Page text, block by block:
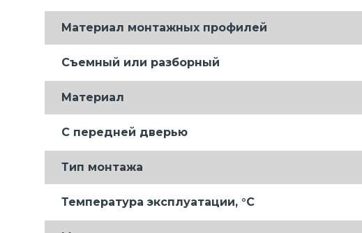
Материал монтажных профилей
Съемный или разборный
Материал
С передней дверью
Тип монтажа
Температура эксплуатации, °C